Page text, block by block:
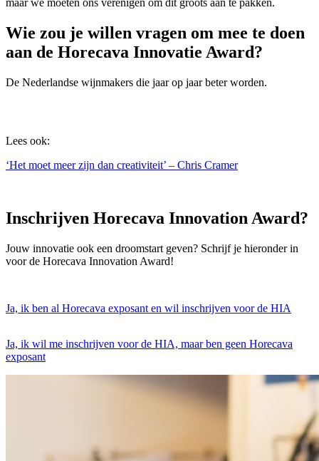
maar we moeten ons verenigen om dit groots aan te pakken.
Wie zou je willen vragen om mee te doen
aan de Horecava Innovatie Award?
De Nederlandse wijnmakers die jaar op jaar beter worden.
Lees ook:
‘Het moet meer zijn dan creativiteit’ – Chris Cramer
Inschrijven Horecava Innovation Award?
Jouw innovatie ook een droomstart geven? Schrijf je hieronder in
voor de Horecava Innovation Award!
Ja, ik ben al Horecava exposant en wil inschrijven voor de HIA
Ja, ik wil me inschrijven voor de HIA, maar ben geen Horecava
exposant